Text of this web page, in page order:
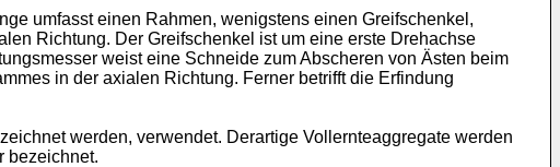
umfasst einen Rahmen, wenigstens einen Greifschenkel,
Richtung. Der Greifschenkel ist um eine erste Drehachse
weist eine Schneide zum Abscheren von Ästen beim
in der axialen Richtung. Ferner betrifft die Erfindung
werden, verwendet. Derartige Vollernteaggregate werden
bezeichnet.